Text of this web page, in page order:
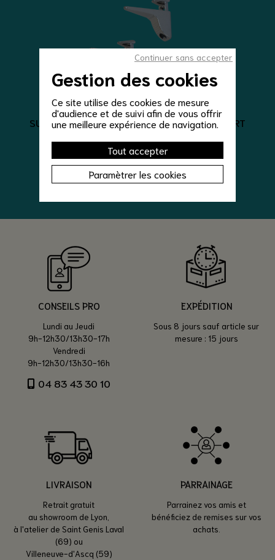
Gestion des cookies
Ce site utilise des cookies de mesure
d'audience et de suivi afin de vous offrir
une meilleure expérience de navigation.
Tout accepter
Paramètrer les cookies
Continuer sans accepter
Fixation étagère verre
SUPPORT POUR TABLETTE EN VERRE SUPPORT
CHROMÉ LOT DE 2
25,00 €
VOIR LE DÉTAIL
CONSEILS PRO
Lundi au Jeudi
9h-12h30/13h30-17h
Vendredi
9h-12h30/13h30-16h
04 83 43 30 10
EXPÉDITION
Sous 8 jours sauf article sur
mesure : 15 jours
LIVRAISON
Retrait gratuit
au showroom de Lyon,
à l'atelier de Saint Genis Laval
(69) ou
Villeneuve-d'Ascq (59)
PARRAINAGE
Parrainez vos amis et
bénéficiez de remises sur vos
achats.